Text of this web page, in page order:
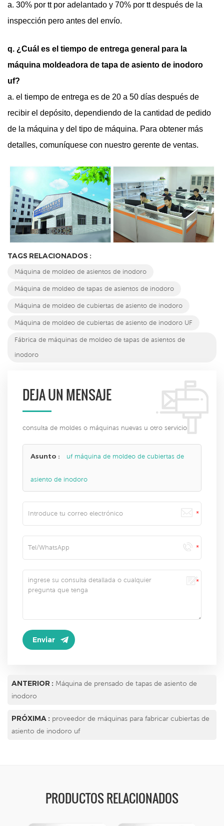
a. 30% por tt por adelantado y 70% por tt después de la
inspección pero antes del envío.
q. ¿Cuál es el tiempo de entrega general para la
máquina moldeadora de tapa de asiento de inodoro
uf?
a. el tiempo de entrega es de 20 a 50 días después de
recibir el depósito, dependiendo de la cantidad de pedido
de la máquina y del tipo de máquina. Para obtener más
detalles, comuníquese con nuestro gerente de ventas.
TAGS RELACIONADOS :
Máquina de moldeo de asientos de inodoro
Máquina de moldeo de tapas de asientos de inodoro
Máquina de moldeo de cubiertas de asiento de inodoro
Máquina de moldeo de cubiertas de asiento de inodoro UF
Fábrica de máquinas de moldeo de tapas de asientos de
inodoro
DEJA UN MENSAJE
consulta de moldes o máquinas nuevas u otro servicio
Asunto : uf máquina de moldeo de cubiertas de
asiento de inodoro
ANTERIOR : Máquina de prensado de tapas de asiento de
inodoro
PRÓXIMA : proveedor de máquinas para fabricar cubiertas de
asiento de inodoro uf
PRODUCTOS RELACIONADOS